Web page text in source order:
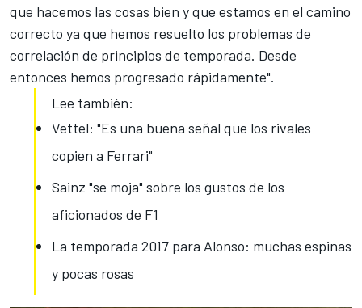
que hacemos las cosas bien y que estamos en el camino
correcto ya que hemos resuelto los problemas de
correlación de principios de temporada. Desde
entonces hemos progresado rápidamente".
Lee también:
Vettel: "Es una buena señal que los rivales
copien a Ferrari"
Sainz "se moja" sobre los gustos de los
aficionados de F1
La temporada 2017 para Alonso: muchas espinas
y pocas rosas